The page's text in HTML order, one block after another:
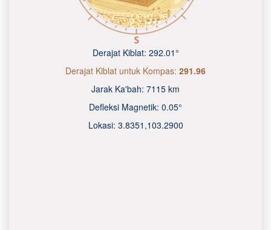
Derajat Kiblat: 292.01°
Derajat Kiblat untuk Kompas: 291.96
Jarak Ka'bah: 7115 km
Defleksi Magnetik: 0.05°
Lokasi: 3.8351 ,103.2900